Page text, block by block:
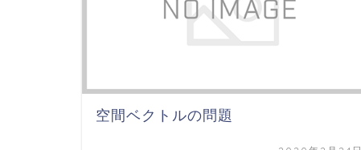
空間ベクトルの問題